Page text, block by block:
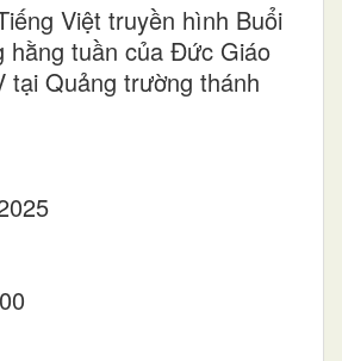
Việt truyền hình Buổi
hằng tuần của Đức Giáo
tại Quảng trường thánh